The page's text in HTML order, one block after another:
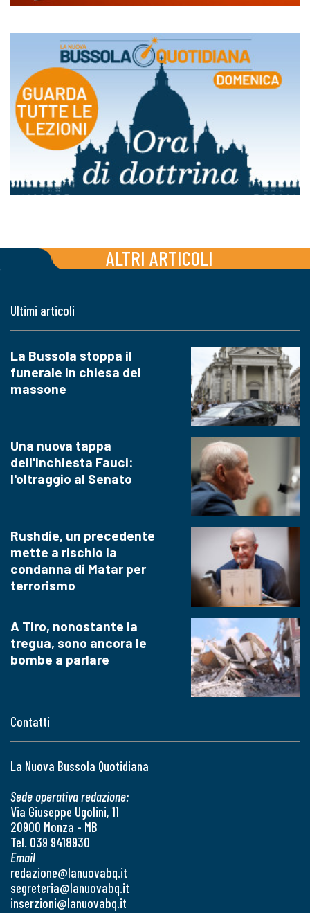
ALTRI ARTICOLI
Contatti
La Nuova Bussola Quotidiana
Sede operativa redazione:
Via Giuseppe Ugolini, 11
20900 Monza - MB
Tel. 039 9418930
Email
redazione@lanuovabq.it
segreteria@lanuovabq.it
inserzioni@lanuovabq.it
Ultimi articoli
La Bussola stoppa il
funerale in chiesa del
massone
Una nuova tappa
dell'inchiesta Fauci:
l'oltraggio al Senato
Rushdie, un precedente
mette a rischio la
condanna di Matar per
terrorismo
A Tiro, nonostante la
tregua, sono ancora le
bombe a parlare